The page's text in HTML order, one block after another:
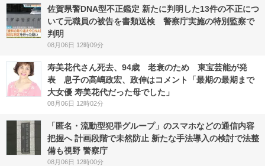
佐賀県警DNA型不正鑑定 新たに判明した13件の不正につ
いて元職員の被告を書類送検 警察庁実施の特別監察で
判明
08月06日 12時09分
寿美花代さん死去、94歳 老衰のため 東宝芸能が発
表 息子の高嶋政宏、政伸はコメント「最期の最期まで
大女優 寿美花代だった母でした」
08月06日 12時02分
「匿名・流動型犯罪グループ」のスマホなどの通信内容
把握へ 計画段階で未然防止 新たな手法導入の検討で法整
備も視野 警察庁
08月06日 12時00分